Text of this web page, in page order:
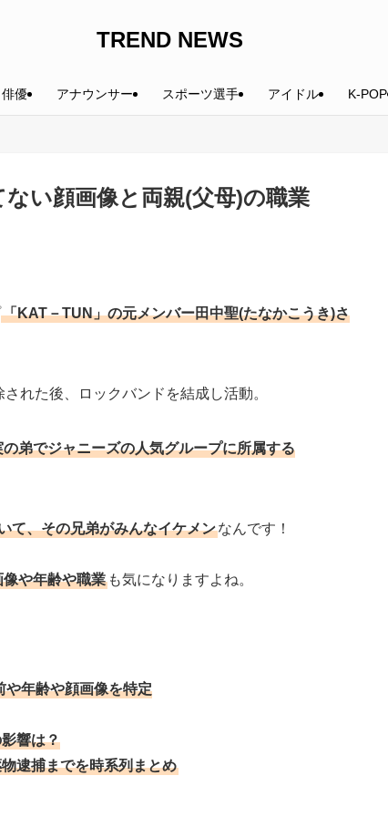
TREND NEWS
優 アナウンサー スポーツ選手 アイドル K-POP
い顔画像と両親(父母)の職業
「KAT－TUN」の元メンバー田中聖(たなかこうき)さ
れた後、ロックバンドを結成し活動。
弟でジャニーズの人気グループに所属する
て、その兄弟がみんなイケメンなんです！
や年齢や職業 も気になりますよね。
や年齢や顔画像を特定
響は？
逮捕までを時系列まとめ